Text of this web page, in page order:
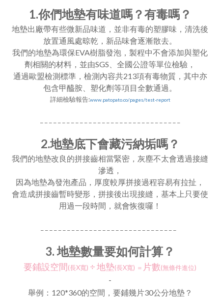
1.你們地墊有味道嗎？有毒嗎？
地墊出廠帶有些微新品味道，並非有毒的塑膠味，清洗後
放置通風處晾乾，新品味會逐漸散去。
我們的地墊為環保EVA樹脂發泡，製程中不會添加與塑化
劑相關的材料，並由SGS、全國公證等單位檢驗，
通過歐盟檢測標準，檢測內容共213項有毒物質，其中亦
包含甲醯胺、塑化劑等項目全數通過。
詳細檢驗報告:www.patopato.co/pages/test-report
2.地墊底下會藏污納垢嗎？
我們的地墊改良的拼接齒相當緊密，灰塵不太會透過接縫
滲透，
因為地墊為發泡產品，厚度較厚拼接過程容易有拉扯，
會造成拼接齒暫時變形，拼接後出現接縫，基本上只要使
用過一段時間，就會恢復囉！
3. 地墊數量要如何計算？
要鋪設空間(長X寬) ÷地墊(長X寬) ＝ 片數(無條件進位)
-
舉例： 120*360的空間，要鋪幾片30公分地墊？